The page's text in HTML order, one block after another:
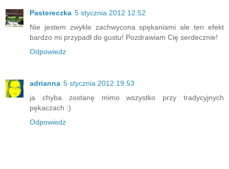
Pastereczka 5 stycznia 2012 12:52
Nie jestem zwykle zachwycona spękaniami ale ten efekt
bardzo mi przypadł do gustu! Pozdrawiam Cię serdecznie!
Odpowiedz
adrianna 5 stycznia 2012 19:53
ja chyba zostanę mimo wszystko przy tradycyjnych
pękaczach :)
Odpowiedz